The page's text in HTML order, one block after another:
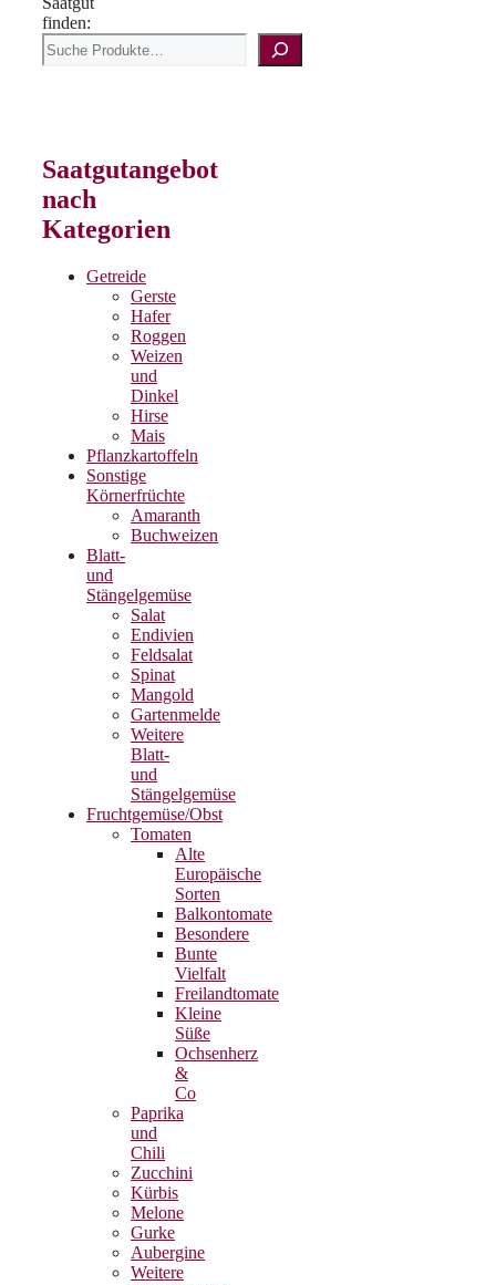
finden:
Saatgutangebot
nach
Kategorien
Getreide
Gerste
Hafer
Roggen
Weizen
und
Dinkel
Hirse
Mais
Pflanzkartoffeln
Sonstige
Körnerfrüchte
Amaranth
Buchweizen
Blatt-
und
Stängelgemüse
Salat
Endivien
Feldsalat
Spinat
Mangold
Gartenmelde
Weitere
Blatt-
und
Stängelgemüse
Fruchtgemüse/Obst
Tomaten
Alte
Europäische
Sorten
Balkontomate
Besondere
Bunte
Vielfalt
Freilandtomate
Kleine
Süße
Ochsenherz
&
Co
Paprika
und
Chili
Zucchini
Kürbis
Melone
Gurke
Aubergine
Weitere